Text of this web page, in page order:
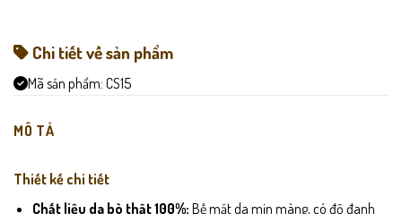
Chi tiết về sản phẩm
Mã sản phẩm: CS15
MÔ TẢ
Thiết kế chi tiết
Chất liệu da bò thật 100%: Bề mặt da mịn màng, có độ đanh